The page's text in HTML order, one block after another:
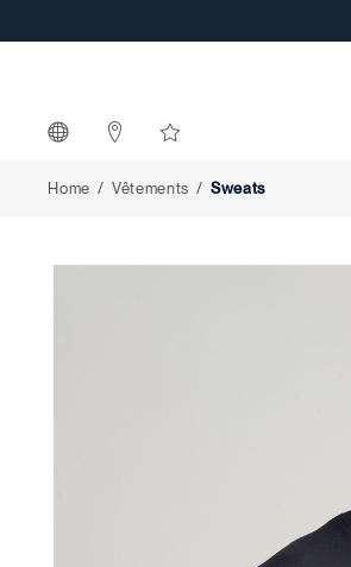
Home Vêtements Sweats